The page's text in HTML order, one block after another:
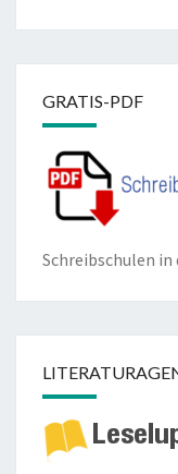
GRATIS-PDF
Schreibschulen